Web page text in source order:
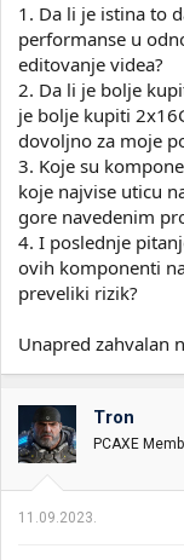
1. Da li je istina to
performanse u
editovanje videa?
2. Da li je bolje
je bolje kupiti
dovoljno za moje
3. Koje su
koje najvise uticu
gore navedenim
4. I poslednje
ovih komponenti
preveliki rizik?
Unapred zahvalan
Tron
PCAXE
11.09.2023.